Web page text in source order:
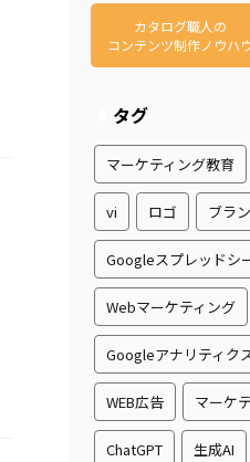
カタログ職人の
コンテンツ制作ノウハ
タグ
マーケティング教育
vi ロゴ ブラ
Googleスプレッドシ
Webマーケティング
Googleアナリティク
WEB広告 マーケ
ChatGPT 生成AI